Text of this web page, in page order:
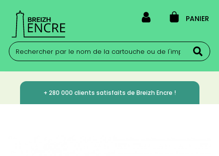
PANIER
+ 280 000 clients satisfaits de Breizh Encre !